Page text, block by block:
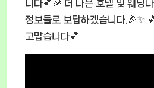
니다💕🎉 더 나은 호텔 및 웨딩
정보들로 보답하겠습니다.🎉✨
고맙습니다💕